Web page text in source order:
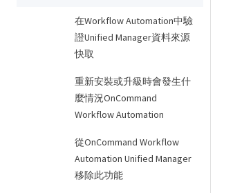
在Workflow Automation中驗
證Unified Manager資料來源
快取
重新安裝或升級時會發生什
麼情況OnCommand
Workflow Automation
從OnCommand Workflow
Automation Unified Manager
移除此功能